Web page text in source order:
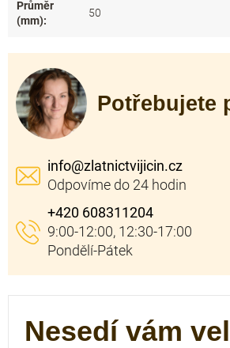
Průměr
(mm):
50
Potřebujete
info@zlatnictvijicin.cz
+420 608311204
Nesedí vám